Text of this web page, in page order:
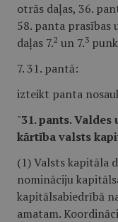
otrās daļas, 36.
58. panta prasības
daļas 7.2 un 7.3
7. 31. pantā:
izteikt panta
"31. pants.
kārtība valsts
(1) Valsts kapitāla
nomināciju
kapitālsabiedrībā
amatam.